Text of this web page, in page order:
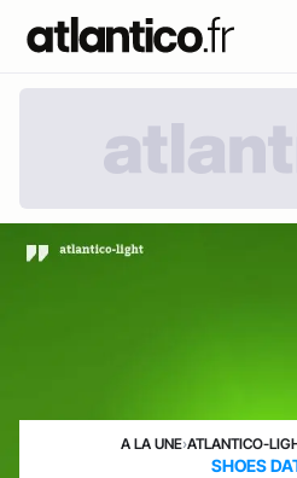
A LA UNE›ATLANTICO-
SHOES